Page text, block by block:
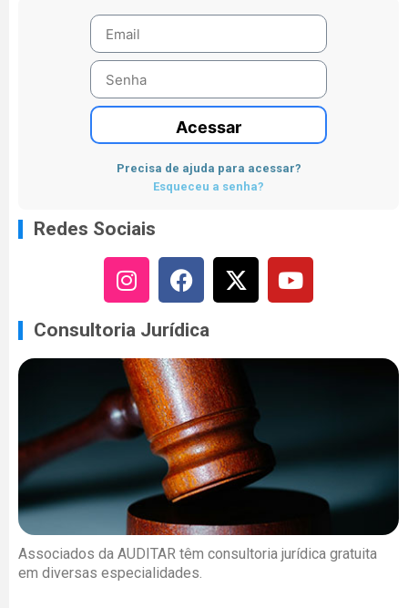
Acessar
Precisa de ajuda para acessar?
Esqueceu a senha?
Redes Sociais
Consultoria Jurídica
Associados da AUDITAR têm consultoria jurídica gratuita
em diversas especialidades.